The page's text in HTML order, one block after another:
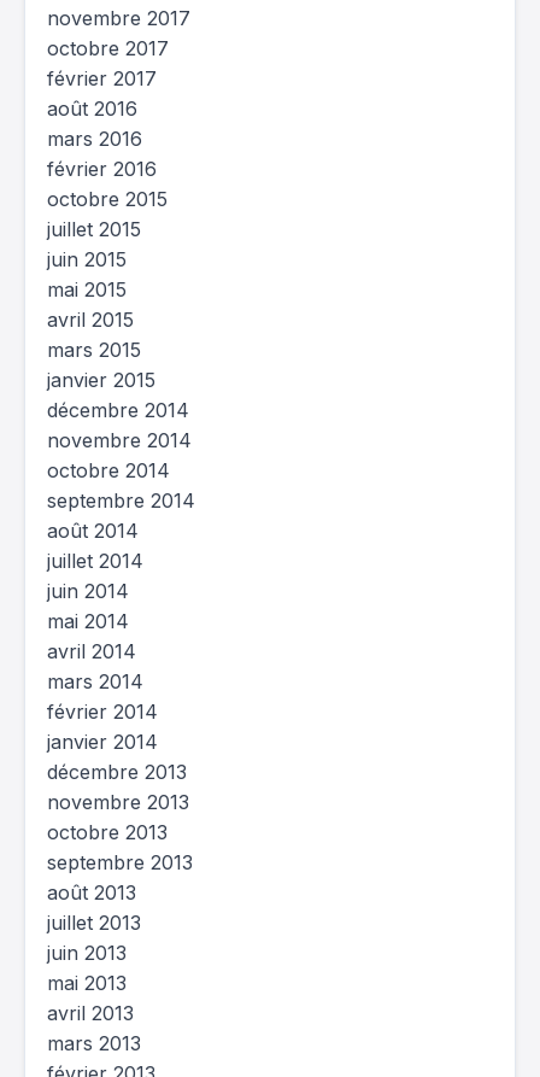
novembre 2017
octobre 2017
février 2017
août 2016
mars 2016
février 2016
octobre 2015
juillet 2015
juin 2015
mai 2015
avril 2015
mars 2015
janvier 2015
décembre 2014
novembre 2014
octobre 2014
septembre 2014
août 2014
juillet 2014
juin 2014
mai 2014
avril 2014
mars 2014
février 2014
janvier 2014
décembre 2013
novembre 2013
octobre 2013
septembre 2013
août 2013
juillet 2013
juin 2013
mai 2013
avril 2013
mars 2013